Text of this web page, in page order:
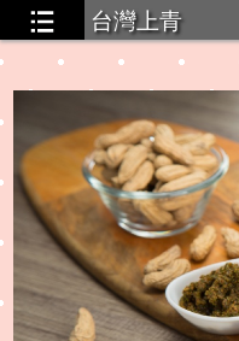
台灣上青